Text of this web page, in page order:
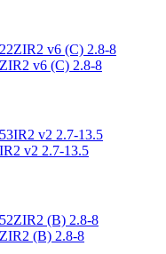
v6 (C) 2.8-8
v2 2.7-13.5
(B) 2.8-8